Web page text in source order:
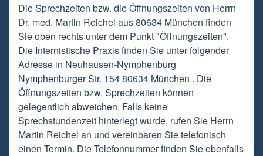
Die Sprechzeiten bzw. die Öffnungszeiten von Herrn
Dr. med. Martin Reichel aus 80634 München finden
Sie oben rechts unter dem Punkt "Öffnungszeiten".
Die Internistische Praxis finden Sie unter folgender
Adresse in Neuhausen-Nymphenburg
Nymphenburger Str. 154 80634 München . Die
Öffnungszeiten bzw. Sprechzeiten können
gelegentlich abweichen. Falls keine
Sprechstundenzeit hinterlegt wurde, rufen Sie Herrn
Martin Reichel an und vereinbaren Sie telefonisch
einen Termin. Die Telefonnummer finden Sie ebenfalls